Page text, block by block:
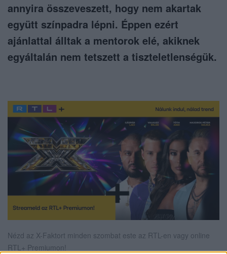
annyira összeveszett, hogy nem akartak
együtt színpadra lépni. Éppen ezért
ajánlattal álltak a mentorok elé, akiknek
egyáltalán nem tetszett a tiszteletlenségük.
Nézd az X-Faktort minden szombat este az RTL-en vagy online
RTL+ Premiumon!